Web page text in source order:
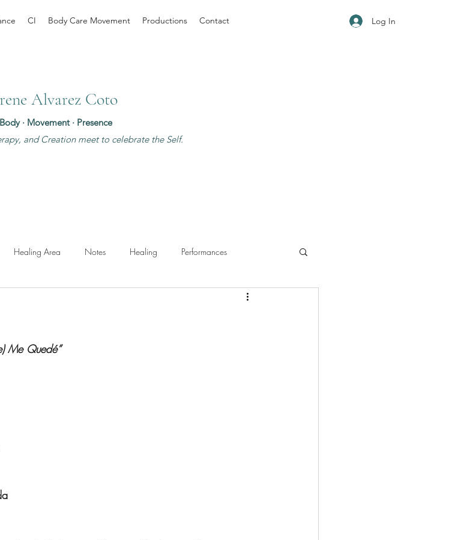
CI Body Care Movement Productions Contact Log In
Alvarez Coto
Body · Movement · Presence
and Creation meet to celebrate the Self.
Healing Area Notes Healing Performances
Me Quedé”